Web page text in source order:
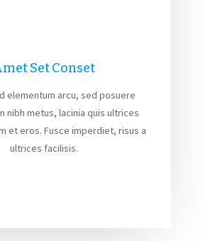
Set Conset
elementum arcu, sed posuere
nibh metus, lacinia quis ultrices
et eros. Fusce imperdiet, risus a
ultrices facilisis.